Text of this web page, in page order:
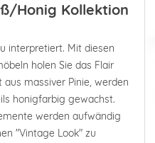
Honig Kollektion
interpretiert. Mit diesen
holen Sie das Flair
massiver Pinie, werden
honigfarbig gewachst.
werden aufwändig
"Vintage Look" zu